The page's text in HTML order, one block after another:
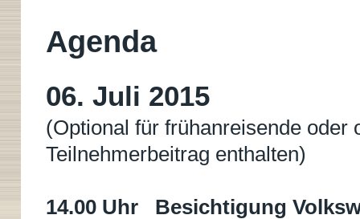
Agenda
06. Juli 2015
(Optional für frühanreisende oder
Teilnehmerbeitrag enthalten)
14.00 Uhr Besichtigung